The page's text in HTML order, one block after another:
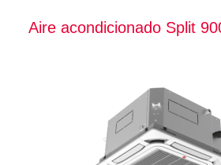
Aire acondicionado Split